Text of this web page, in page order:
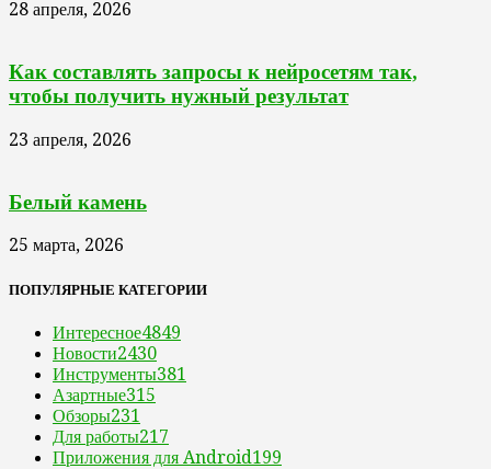
28 апреля, 2026
Как составлять запросы к нейросетям так,
чтобы получить нужный результат
23 апреля, 2026
Белый камень
25 марта, 2026
ПОПУЛЯРНЫЕ КАТЕГОРИИ
Интересное4849
Новости2430
Инструменты381
Азартные315
Обзоры231
Для работы217
Приложения для Android199